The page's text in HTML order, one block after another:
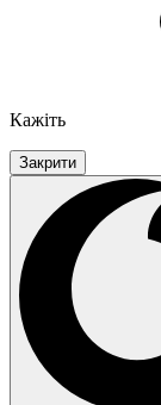
Кажіть
Закрити